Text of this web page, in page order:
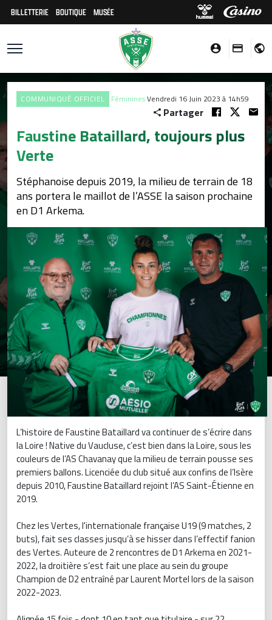
BILLETTERIE BOUTIQUE MUSÉE
COMMUNIQUÉ OFFICIEL FémininesVendredi 16 Juin 2023 à 14h59
Partager
Faustine Bataillard, toujours plus
Verte
Stéphanoise depuis 2019, la milieu de terrain de 18
ans portera le maillot de l’ASSE la saison prochaine
en D1 Arkema.
L’histoire de Faustine Bataillard va continuer de s’écrire dans
la Loire ! Native du Vaucluse, c’est bien dans la Loire, sous les
couleurs de l’AS Chavanay que la milieu de terrain pousse ses
premiers ballons. Licenciée du club situé aux confins de l’Isère
depuis 2010, Faustine Bataillard rejoint l’AS Saint-Étienne en
2019.
Chez les Vertes, l'internationale française U19 (9 matches, 2
buts), fait ses classes jusqu’à se hisser dans l’effectif fanion
des Vertes. Auteure de 2 rencontres de D1 Arkema en 2021-
2022, la droitière s’est fait une place au sein du groupe
Champion de D2 entraîné par Laurent Mortel lors de la saison
2022-2023.